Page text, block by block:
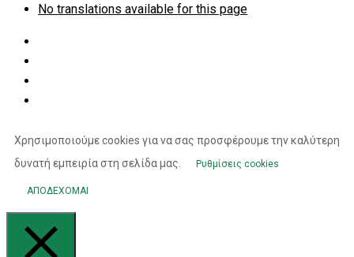
No translations available for this page
Χρησιμοποιούμε cookies για να σας προσφέρουμε την καλύτερη
δυνατή εμπειρία στη σελίδα μας.
Ρυθμίσεις cookies
ΑΠΟΔΕΧΟΜΑΙ